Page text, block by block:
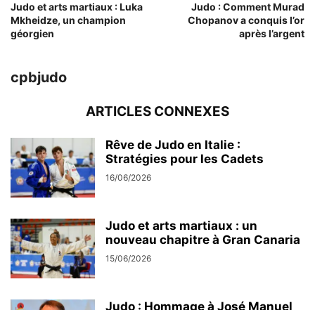
Judo et arts martiaux : Luka
Mkheidze, un champion
géorgien
Judo : Comment Murad
Chopanov a conquis l’or
après l’argent
cpbjudo
ARTICLES CONNEXES
Rêve de Judo en Italie :
Stratégies pour les Cadets
16/06/2026
Judo et arts martiaux : un
nouveau chapitre à Gran Canaria
15/06/2026
Judo : Hommage à José Manuel